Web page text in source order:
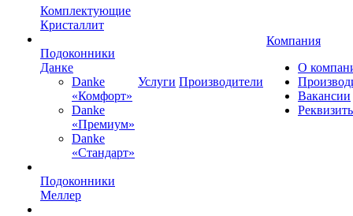
Комплектующие
Кристаллит
Подоконники
Данке
Danke
«Комфорт»
Danke
«Премиум»
Danke
«Стандарт»
Подоконники
Меллер
Услуги Производители
Компания
О
Вакансии